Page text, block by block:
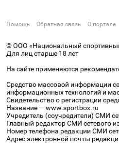
Помощь Обратная связь О портале
© ООО «Национальный
Для лиц старше 18 лет
На сайте применяются
Средство массовой информации
информационных технологий и
Свидетельство о регистрации
Название — www.sportbox.ru
Учредитель (соучредители) СМИ
Главный редактор СМИ сетевого
Номер телефона редакции СМИ
Адрес электронной почты